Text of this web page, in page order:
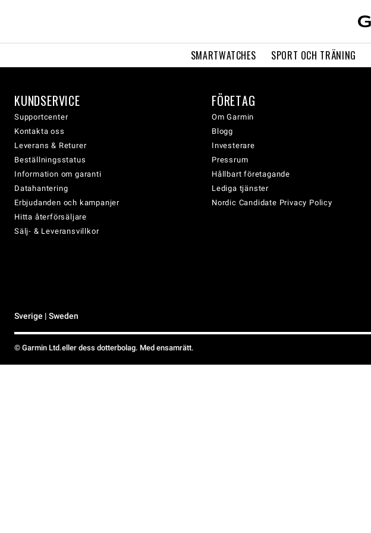
SMARTWATCHES SPORT OCH TRÄNING
KUNDSERVICE
Supportcenter
Kontakta oss
Leverans & Returer
Beställningsstatus
Information om garanti
Datahantering
Erbjudanden och kampanjer
Hitta återförsäljare
Sälj- & Leveransvillkor
FÖRETAG
Om Garmin
Blogg
Investerare
Pressrum
Hållbart företagande
Lediga tjänster
Nordic Candidate Privacy Policy
Sverige | Sweden
© Garmin Ltd.eller dess dotterbolag. Med ensamrätt.